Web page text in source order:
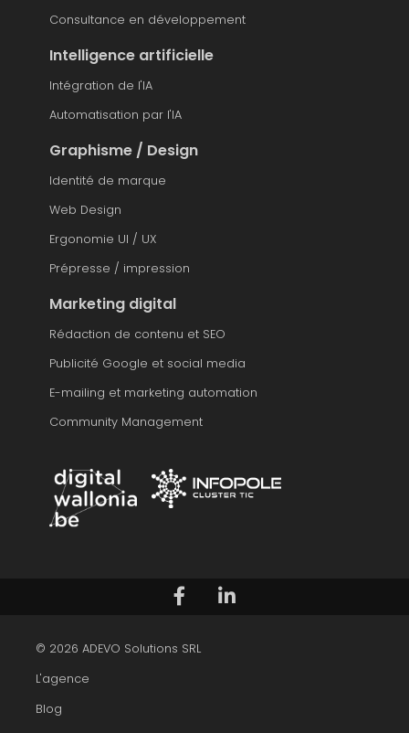
Consultance en développement
Intelligence artificielle
Intégration de l'IA
Automatisation par l'IA
Graphisme / Design
Identité de marque
Web Design
Ergonomie UI / UX
Prépresse / impression
Marketing digital
Rédaction de contenu et SEO
Publicité Google et social media
E-mailing et marketing automation
Community Management
Suivez-nous sur Facebook
Voir notre profil LinkedIn
© 2026 ADEVO Solutions SRL
L'agence
Blog